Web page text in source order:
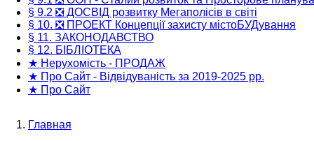
§ 9.2 ❎ ДОСВІД розвитку Мегаполісів в світі
§ 10. ❎ ПРОЕКТ Концепції захисту містоБУДування
§ 11. ЗАКОНОДАВСТВО
§ 12. БІБЛІОТЕКА
★ Нерухомість - ПРОДАЖ
★ Про Сайт - Відвідуваність за 2019-2025 рр.
★ Про Сайт
Главная